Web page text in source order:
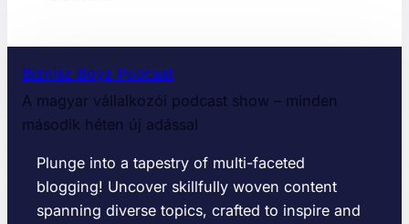
Biznisz Boyz Podcast
A magyar vállalkozói podcast show – minden
második héten új adással
Plunge into a tapestry of multi-faceted
blogging! Uncover skillfully woven content
spanning diverse topics, crafted to inspire and